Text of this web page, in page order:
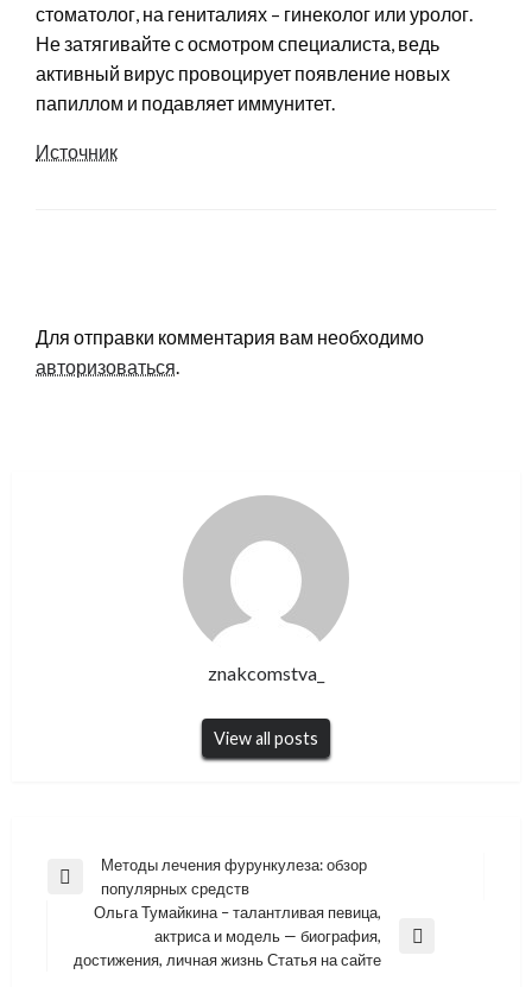
стоматолог, на гениталиях – гинеколог или уролог.
Не затягивайте с осмотром специалиста, ведь
активный вирус провоцирует появление новых
папиллом и подавляет иммунитет.
Источник
Для отправки комментария вам необходимо
авторизоваться.
znakcomstva_
View all posts
Навигация
Previous
Методы лечения фурункулеза: обзор
популярных средств
Post
Ольга Тумайкина – талантливая певица,
актриса и модель — биография,
достижения, личная жизнь Статья на сайте